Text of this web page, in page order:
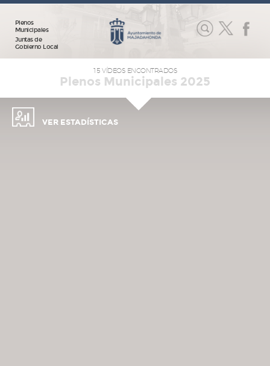
Plenos
Municipales
Juntas de
Gobierno Local
15 VÍDEOS ENCONTRADOS
Plenos Municipales 2025
VER ESTADÍSTICAS